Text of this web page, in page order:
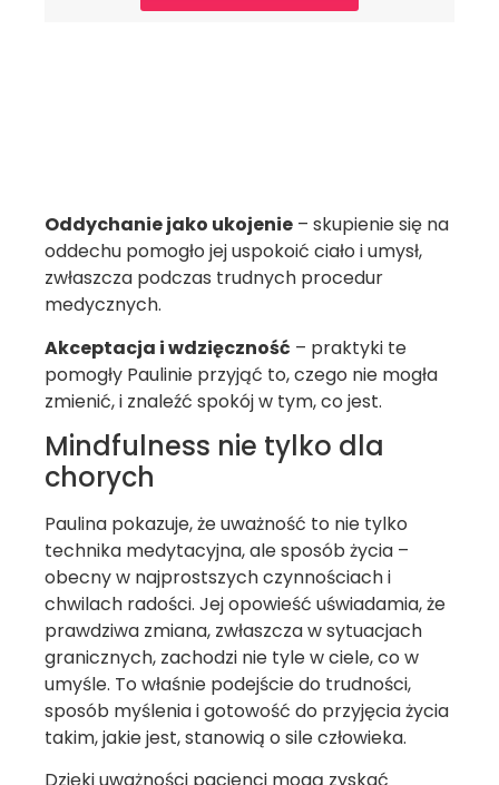
Oddychanie jako ukojenie – skupienie się na
oddechu pomogło jej uspokoić ciało i umysł,
zwłaszcza podczas trudnych procedur
medycznych.
Akceptacja i wdzięczność – praktyki te
pomogły Paulinie przyjąć to, czego nie mogła
zmienić, i znaleźć spokój w tym, co jest.
Mindfulness nie tylko dla
chorych
Paulina pokazuje, że uważność to nie tylko
technika medytacyjna, ale sposób życia –
obecny w najprostszych czynnościach i
chwilach radości. Jej opowieść uświadamia, że
prawdziwa zmiana, zwłaszcza w sytuacjach
granicznych, zachodzi nie tyle w ciele, co w
umyśle. To właśnie podejście do trudności,
sposób myślenia i gotowość do przyjęcia życia
takim, jakie jest, stanowią o sile człowieka.